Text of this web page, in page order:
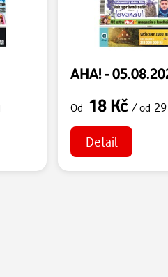
AHA! -
Od 18 Kč /od
Detail